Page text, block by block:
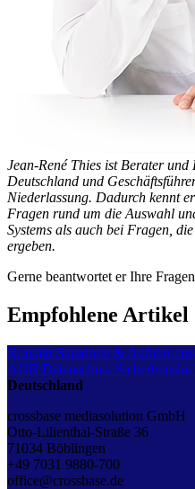
Jean-René Thies ist Berater und
Deutschland und
Niederlassung. Dadurch kennt
Fragen rund um die Auswahl
Systems als auch bei Fragen,
ergeben.
Gerne beantwortet er Ihre
Empfohlene Artikel
Kontakt Standorte & Anfahrt
AGB Datenschutz
Deutschland
crossbase mediasolution GmbH
Otto-Lilienthal-Straße 36
71034 Böblingen
+49 7031 9880-700
office@crossbase.de